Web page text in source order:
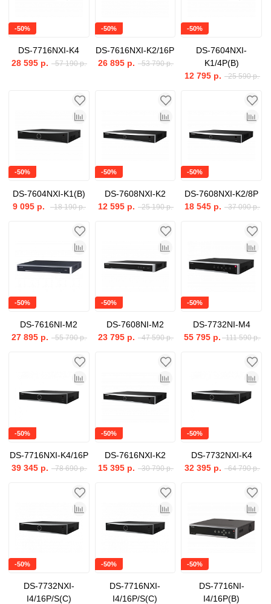
-50%
DS-7716NXI-K4
57 190 р.
28 595 р.
-50%
DS-7616NXI-K2/16P
53 790 р.
26 895 р.
-50%
DS-7604NXI-
K1/4P(B)
25 590 р.
12 795 р.
-50%
DS-7604NXI-K1(B)
18 190 р.
9 095 р.
-50%
DS-7608NXI-K2
25 190 р.
12 595 р.
-50%
DS-7608NXI-K2/8P
37 090 р.
18 545 р.
-50%
DS-7616NI-M2
55 790 р.
27 895 р.
-50%
DS-7608NI-M2
47 590 р.
23 795 р.
-50%
DS-7732NI-M4
111 590 р.
55 795 р.
-50%
DS-7716NXI-K4/16P
78 690 р.
39 345 р.
-50%
DS-7616NXI-K2
30 790 р.
15 395 р.
-50%
DS-7732NXI-K4
64 790 р.
32 395 р.
-50%
DS-7732NXI-
I4/16P/S(C)
-50%
DS-7716NXI-
I4/16P/S(C)
-50%
DS-7716NI-
I4/16P(B)